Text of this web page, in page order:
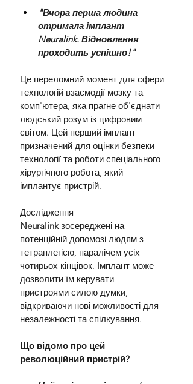
"Вчора перша людина
отримала імплант
Neuralink. Відновлення
проходить успішно!"
Це переломний момент для сфери
технологій взаємодії мозку та
комп'ютера, яка прагне об'єднати
людський розум із цифровим
світом. Цей перший імплант
призначений для оцінки безпеки
технології та роботи спеціального
хірургічного робота, який
імплантує пристрій.
Дослідження
Neuralink зосереджені на
потенційній допомозі людям з
тетраплегією, паралічем усіх
чотирьох кінцівок. Імплант може
дозволити їм керувати
пристроями силою думки,
відкриваючи нові можливості для
незалежності та спілкування.
Що відомо про цей
революційний пристрій?